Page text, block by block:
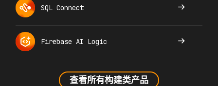
SQL Connect
Firebase AI Logic
查看所有构建类产品